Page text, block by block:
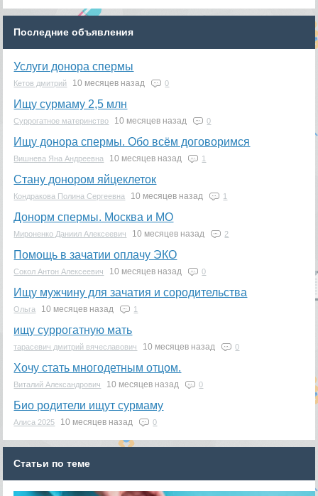
Последние объявления
Услуги донора спермы
Кетов дмитрий 10 месяцев назад 0
Ищу сурмаму 2,5 млн
Суррогатное материнство 10 месяцев назад 0
Ищу донора спермы. Обо всём договоримся
Вишнева Яна Андреевна 10 месяцев назад 1
Стану донором яйцеклеток
Кондракова Полина Сергеевна 10 месяцев назад 1
Донорм спермы. Москва и МО
Мироненко Даниил Алексеевич 10 месяцев назад 2
Помощь в зачатии оплачу ЭКО
Сокол Антон Алексеевич 10 месяцев назад 0
Ищу мужчину для зачатия и сородительства
Ольга 10 месяцев назад 1
ищу суррогатную мать
тарасевич дмитрий вячеславович 10 месяцев назад 0
Хочу стать многодетным отцом.
Виталий Александрович 10 месяцев назад 0
Био родители ищут сурмаму
Алиса 2025 10 месяцев назад 0
Статьи по теме